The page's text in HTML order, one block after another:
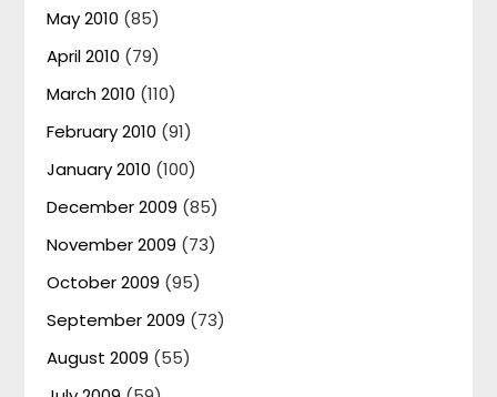
May 2010 (85)
April 2010 (79)
March 2010 (110)
February 2010 (91)
January 2010 (100)
December 2009 (85)
November 2009 (73)
October 2009 (95)
September 2009 (73)
August 2009 (55)